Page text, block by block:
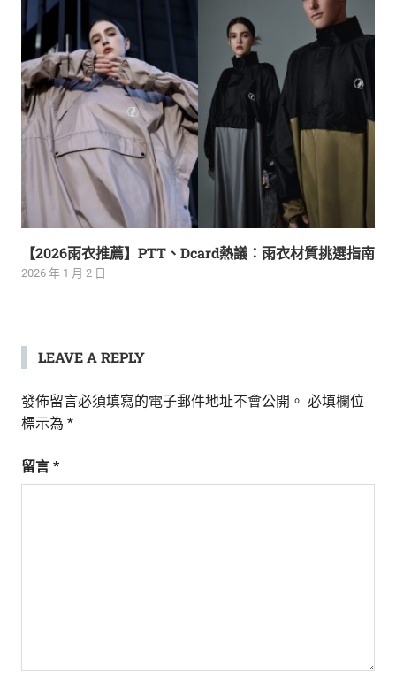
【2026雨衣推薦】PTT、Dcard熱議：雨衣材質挑選指南
2026 年 1 月 2 日
LEAVE A REPLY
發佈留言必須填寫的電子郵件地址不會公開。 必填欄位
標示為 *
留言 *